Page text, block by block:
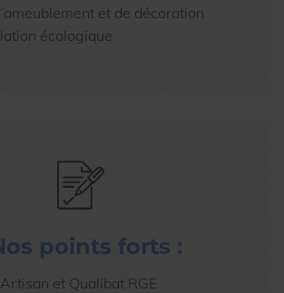
et de décoration
écologique
points forts :
Artisan et Qualibat RGE